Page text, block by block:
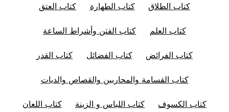
كتاب الطلاق كتاب الطهارة كتاب العتق
كتاب العلم كتاب الفتن وأشراط الساعة
كتاب الفرائض كتاب الفضائل كتاب القدر
كتاب القسامة والمحاربين والقصاص والديات
كتاب الكسوف كتاب اللباس و الزينة كتاب اللعان